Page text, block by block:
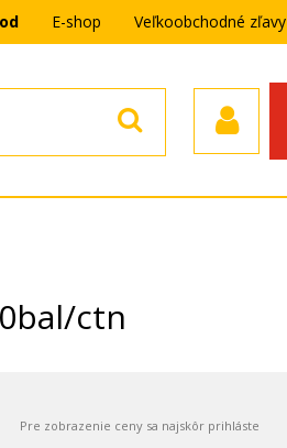
E-shop Veľkoobchodné zľavy
ctn